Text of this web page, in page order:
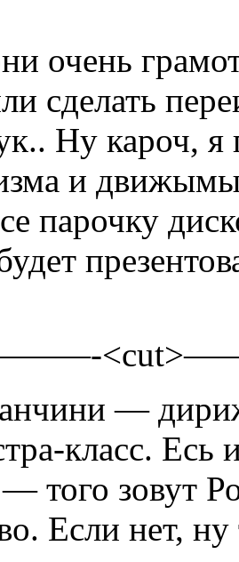
очень
сделать
Ну кароч,
и
парочку
—
класс.
того зовут
Если нет,